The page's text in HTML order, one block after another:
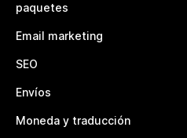
paquetes
Email marketing
SEO
Envíos
Moneda y traducción